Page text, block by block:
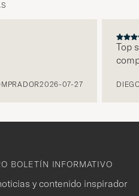
2026-07-27
Top
BOLETÍN INFORMATIVO
y contenido inspirador